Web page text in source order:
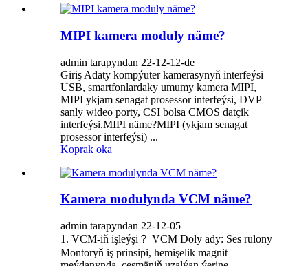
MIPI kamera moduly näme?
admin tarapyndan 22-12-12-de
Giriş Adaty kompýuter kamerasynyň interfeýsi
USB, smartfonlardaky umumy kamera MIPI,
MIPI ykjam senagat prosessor interfeýsi, DVP
sanly wideo porty, CSI bolsa CMOS datçik
interfeýsi.MIPI näme?MIPI (ykjam senagat
prosessor interfeýsi) ...
Koprak oka
Kamera modulynda VCM näme?
admin tarapyndan 22-12-05
1. VCM-iň işleýşi？ VCM Doly ady: Ses rulony
Montoryň iş prinsipi, hemişelik magnit